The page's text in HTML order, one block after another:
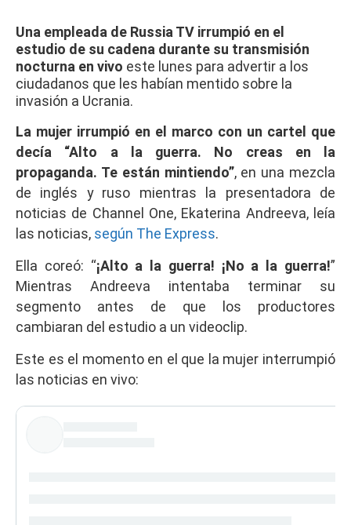
Una empleada de Russia TV irrumpió en el
estudio de su cadena durante su transmisión
nocturna en vivo este lunes para advertir a los
ciudadanos que les habían mentido sobre la
invasión a Ucrania.
La mujer irrumpió en el marco con un cartel que
decía “Alto a la guerra. No creas en la
propaganda. Te están mintiendo”, en una mezcla
de inglés y ruso mientras la presentadora de
noticias de Channel One, Ekaterina Andreeva, leía
las noticias, según The Express.
Ella coreó: “¡Alto a la guerra! ¡No a la guerra!”
Mientras Andreeva intentaba terminar su
segmento antes de que los productores
cambiaran del estudio a un videoclip.
Este es el momento en el que la mujer interrumpió
las noticias en vivo: